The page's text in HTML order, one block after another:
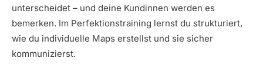
unterscheidet – und deine Kundinnen werden es
bemerken. Im Perfektionstraining lernst du strukturiert,
wie du individuelle Maps erstellst und sie sicher
kommunizierst.